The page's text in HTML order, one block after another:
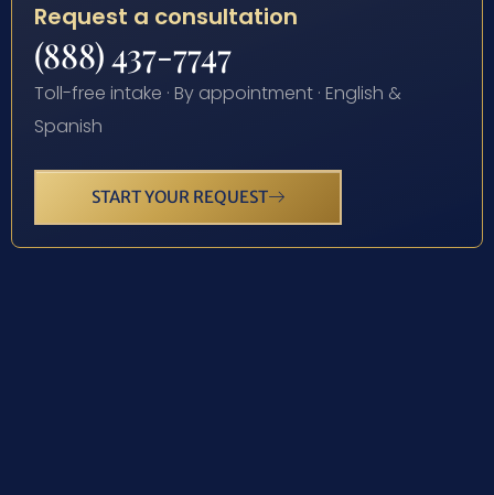
Request a consultation
(888) 437-7747
Toll-free intake · By appointment · English &
Spanish
START YOUR REQUEST